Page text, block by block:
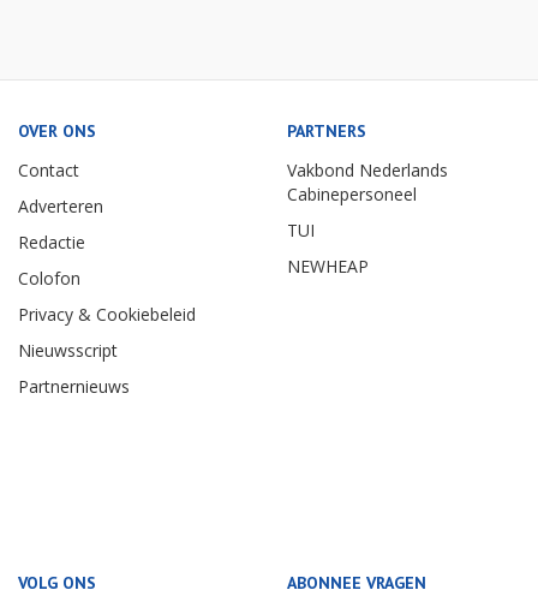
OVER ONS
Contact
Adverteren
Redactie
Colofon
Privacy & Cookiebeleid
Nieuwsscript
Partnernieuws
PARTNERS
Vakbond Nederlands
Cabinepersoneel
TUI
NEWHEAP
VOLG ONS ABONNEE VRAGEN